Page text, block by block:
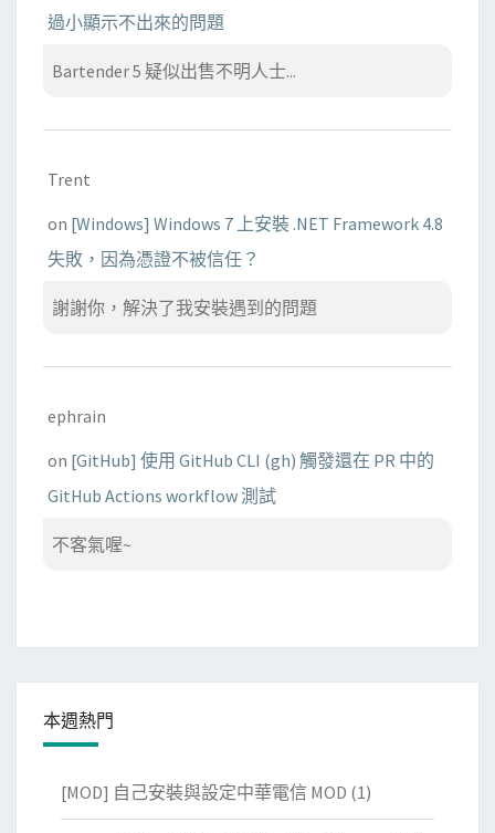
過小顯示不出來的問題
Bartender 5 疑似出售不明人士...
Trent
on [Windows] Windows 7 上安裝 .NET Framework 4.8
失敗，因為憑證不被信任？
謝謝你，解決了我安裝遇到的問題
ephrain
on [GitHub] 使用 GitHub CLI (gh) 觸發還在 PR 中的
GitHub Actions workflow 測試
不客氣喔~
本週熱門
[MOD] 自己安裝與設定中華電信 MOD (1)